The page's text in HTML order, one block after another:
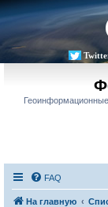
FAQ
На главную